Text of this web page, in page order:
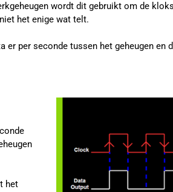
wordt dit gebruikt om de
het enige wat telt.
per seconde tussen het geheugen en
het